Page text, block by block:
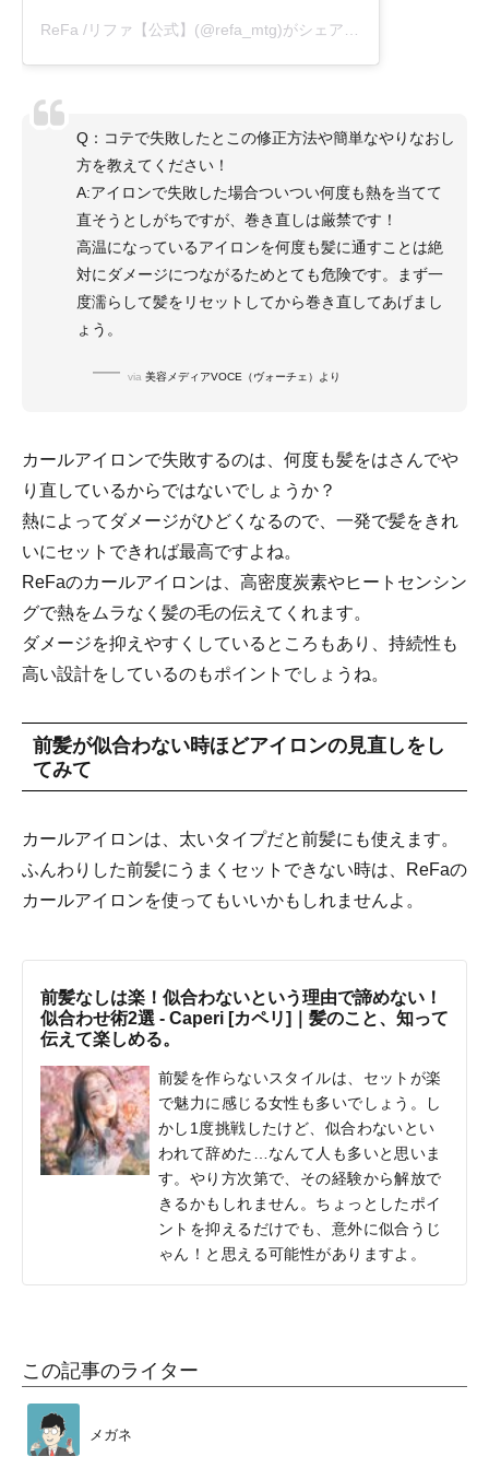
Q：コテで失敗したとこの修正方法や簡単なやりなおし
方を教えてください！
A:アイロンで失敗した場合ついつい何度も熱を当てて
直そうとしがちですが、巻き直しは厳禁です！
高温になっているアイロンを何度も髪に通すことは絶
対にダメージにつながるためとても危険です。まず一
度濡らして髪をリセットしてから巻き直してあげまし
ょう。
via 美容メディアVOCE（ヴォーチェ）より
カールアイロンで失敗するのは、何度も髪をはさんでや
り直しているからではないでしょうか？
熱によってダメージがひどくなるので、一発で髪をきれ
いにセットできれば最高ですよね。
ReFaのカールアイロンは、高密度炭素やヒートセンシン
グで熱をムラなく髪の毛の伝えてくれます。
ダメージを抑えやすくしているところもあり、持続性も
高い設計をしているのもポイントでしょうね。
前髪が似合わない時ほどアイロンの見直しをし
てみて
カールアイロンは、太いタイプだと前髪にも使えます。
ふんわりした前髪にうまくセットできない時は、ReFaの
カールアイロンを使ってもいいかもしれませんよ。
前髪なしは楽！似合わないという理由で諦めない！
似合わせ術2選 - Caperi [カペリ]｜髪のこと、知って
伝えて楽しめる。
前髪を作らないスタイルは、セットが楽
で魅力に感じる女性も多いでしょう。し
かし1度挑戦したけど、似合わないとい
われて辞めた…なんて人も多いと思いま
す。やり方次第で、その経験から解放で
きるかもしれません。ちょっとしたポイ
ントを抑えるだけでも、意外に似合うじ
ゃん！と思える可能性がありますよ。
この記事のライター
メガネ